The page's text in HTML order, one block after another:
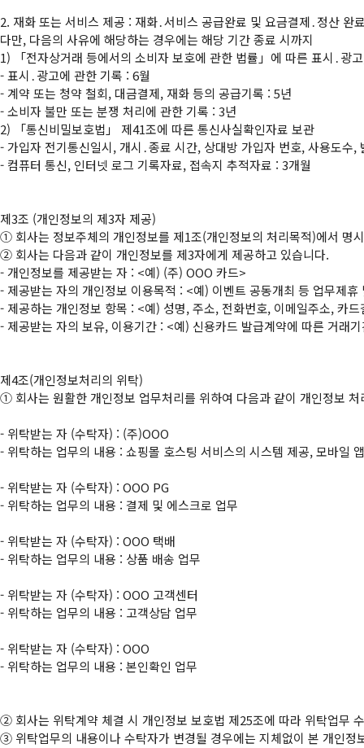
2. 재화 또는 서비스 제공 : 재화․서비스 공급완료 및 요금결제․정산 완
다만, 다음의 사유에 해당하는 경우에는 해당 기간 종료 시까지
1) 「전자상거래 등에서의 소비자 보호에 관한 법률」에 따른 표시․광
- 표시․광고에 관한 기록 : 6월
- 계약 또는 청약 철회, 대금결제, 재화 등의 공급기록 : 5년
- 소비자 불만 또는 분쟁 처리에 관한 기록 : 3년
2) 「통신비밀보호법」 제41조에 따른 통신사실확인자료 보관
- 가입자 전기통신일시, 개시․종료 시간, 상대방 가입자 번호, 사용도수,
- 컴퓨터 통신, 인터넷 로그 기록자료, 접속지 추적자료 : 3개월
①
② 회사는 다음과 같이 개인정보를 제3자에게 제공하고 있습니다.
- 개인정보를 제공받는 자 : <예) (주) OOO 카드>
- 제공받는 자의 개인정보 이용목적 : <예) 이벤트 공동개최 등 업무제
- 제공하는 개인정보 항목 : <예) 성명, 주소, 전화번호, 이메일주소, 카
- 제공받는 자의 보유, 이용기간 : <예) 신용카드 발급계약에 따른 거래
① 회사는 원활한 개인정보 업무처리를 위하여 다음과 같이 개인정보
- 위탁받는 자 (수탁자) : (주)OOO
- 위탁하는 업무의 내용 : 쇼핑몰 호스팅 서비스의 시스템 제공, 모바일
- 위탁받는 자 (수탁자) : OOO PG
- 위탁하는 업무의 내용 : 결제 및 에스크로 업무
- 위탁받는 자 (수탁자) : OOO 택배
- 위탁하는 업무의 내용 : 상품 배송 업무
- 위탁받는 자 (수탁자) : OOO 고객센터
- 위탁하는 업무의 내용 : 고객상담 업무
- 위탁받는 자 (수탁자) : OOO
- 위탁하는 업무의 내용 : 본인확인 업무
②
③ 위탁업무의 내용이나 수탁자가 변경될 경우에는 지체없이 본 개인